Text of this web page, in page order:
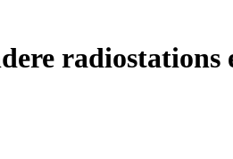
radiostations